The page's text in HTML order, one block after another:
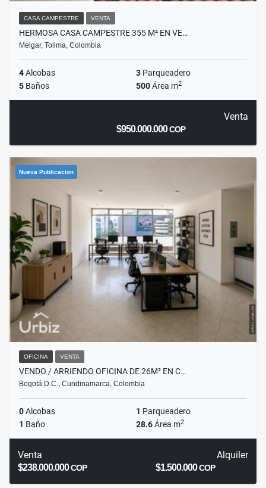
CASA CAMPESTRE VENTA
HERMOSA CASA CAMPESTRE 355 M² EN VE…
Melgar, Tolima, Colombia
4Alcobas 3 Parqueadero
5 Baños 500Área m2
Venta
$950.000.000COP
Nueva Publicacion
OFICINA VENTA
VENDO / ARRIENDO OFICINA DE 26M² EN C…
Bogotá D.C., Cundinamarca, Colombia
0Alcobas 1 Parqueadero
1 Baño 28.6Área m2
Venta
$238.000.000COP
Alquiler
$1.500.000COP